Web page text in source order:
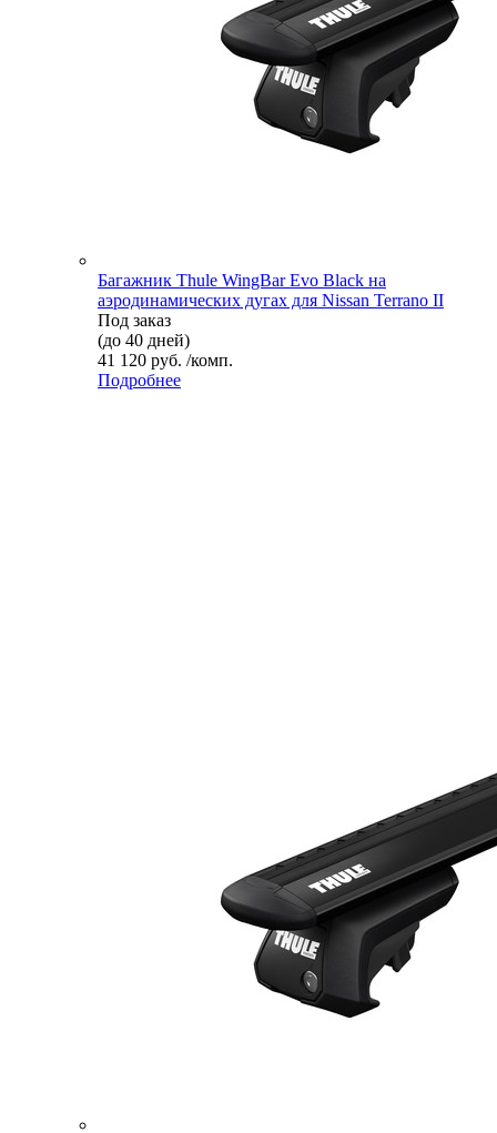
Багажник Thule WingBar Evo Black на
аэродинамических дугах для Nissan Terrano II
Под заказ
(до 40 дней)
41 120 руб. /комп.
Подробнее